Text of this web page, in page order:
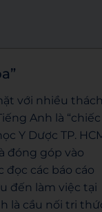
với nhiều
Anh là “chiếc
Y Dược TP.
đóng góp vào
đọc các báo cáo
đến làm việc tại
là cầu nối tri